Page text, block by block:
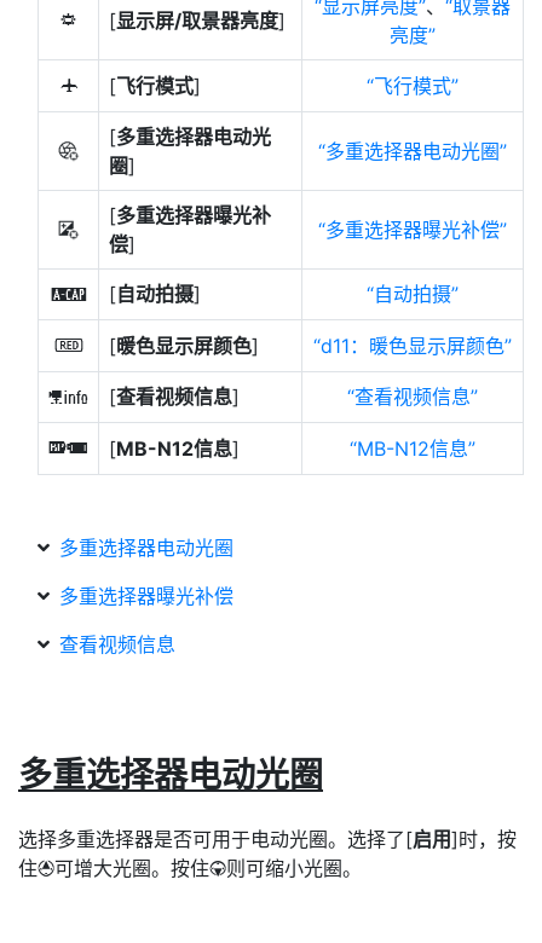
3 [显示屏/取景器亮度]
显示屏亮度 、
取景器
亮度
u [飞行模式] 飞行模式
8
[多重选择器电动光
圈]
多重选择器电动光圈
9
[多重选择器曝光补
偿]
多重选择器曝光补偿
X [自动拍摄] 自动拍摄
v [暖色显示屏颜色] d11：暖色显示屏颜色
l [查看视频信息] 查看视频信息
a [MB-N12信息] MB-N12信息
多重选择器电动光圈
多重选择器曝光补偿
查看视频信息
多重选择器电动光圈
选择多重选择器是否可用于电动光圈。选择了[启用]时，按
住1可增大光圈。按住3则可缩小光圈。